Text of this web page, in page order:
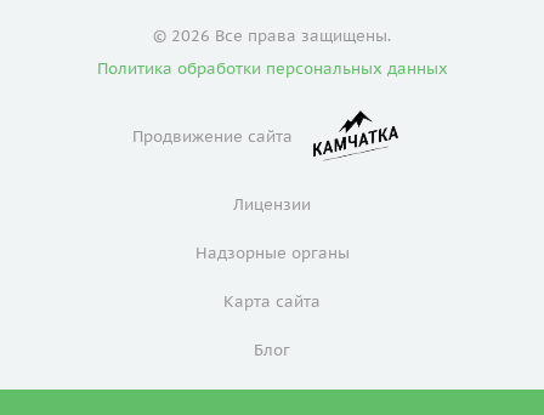
© 2026 Все права защищены.
Политика обработки персональных данных
Продвижение сайта
Лицензии
Надзорные органы
Карта сайта
Блог